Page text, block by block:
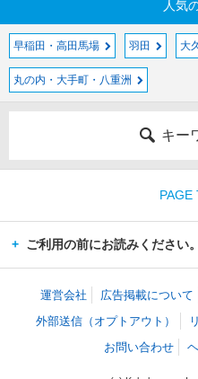
人気
早稲田・高田馬場 羽田 大
丸の内・大手町・八重洲
キー
PAGE
ご利用の前にお読みください。
運営会社 広告掲載について
外部送信（オプトアウト）
お問い合わせ